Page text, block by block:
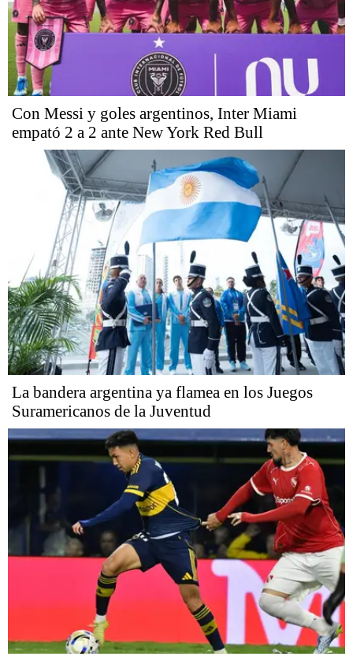
Con Messi y goles argentinos, Inter Miami
empató 2 a 2 ante New York Red Bull
La bandera argentina ya flamea en los Juegos
Suramericanos de la Juventud